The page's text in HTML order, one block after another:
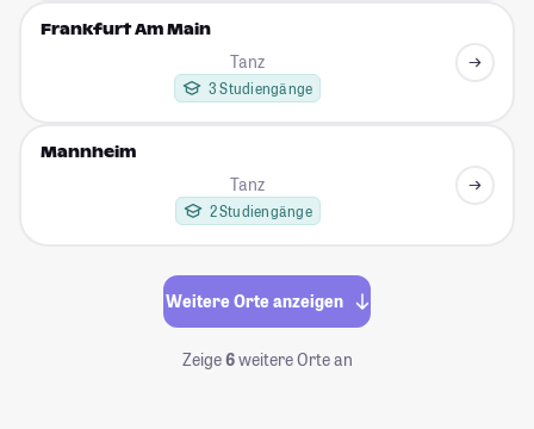
Frankfurt Am Main
Tanz
3 Studiengänge
Mannheim
Tanz
2 Studiengänge
Weitere Orte anzeigen
Zeige6weitere Orte an